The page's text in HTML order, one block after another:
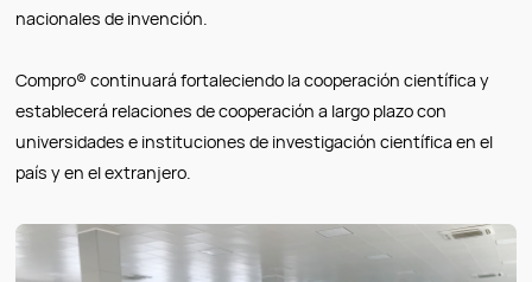
nacionales de invención.
Compro® continuará fortaleciendo la cooperación científica y
establecerá relaciones de cooperación a largo plazo con
universidades e instituciones de investigación científica en el
país y en el extranjero.